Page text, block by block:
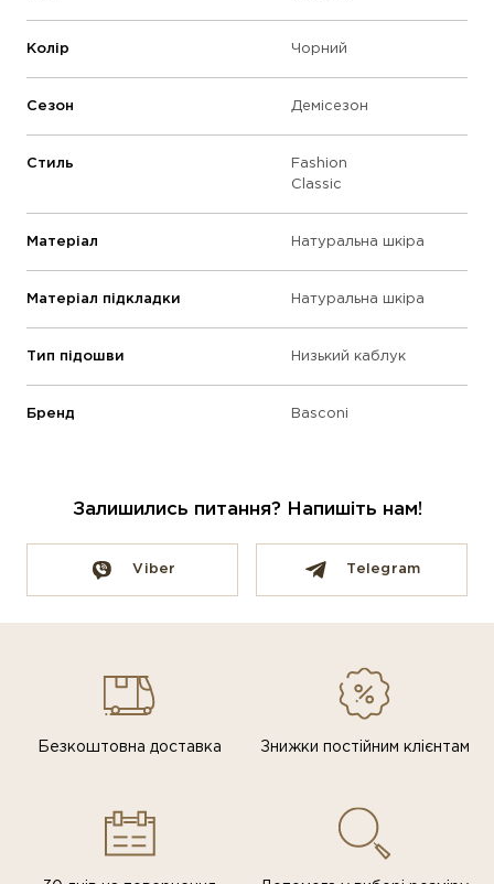
Колір Чорний
Сезон Демісезон
Стиль
Fashion
Classic
Матеріал Натуральна шкіра
Матеріал підкладки Натуральна шкіра
Тип підошви Низький каблук
Бренд Basconi
Залишились питання? Напишіть нам!
Viber Telegram
Безкоштовна доставка Знижки постiйним клiєнтам